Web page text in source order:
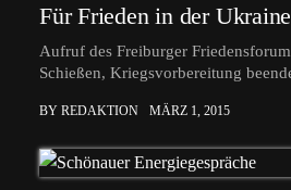
Für Frieden in der Ukraine
Aufruf des Freiburger
Schießen, Kriegsvorbereitung
BY REDAKTION MÄRZ 1, 2015